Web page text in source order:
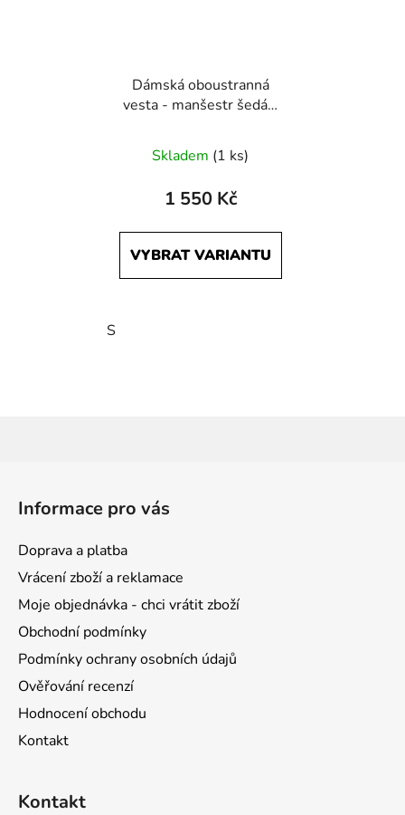
Dámská oboustranná
vesta - manšestr šedá a
Skladem (1 ks)
1 550 Kč
VYBRAT VARIANTU
S
Informace pro vás
Doprava a platba
Vrácení zboží a reklamace
Moje objednávka - chci vrátit zboží
Obchodní podmínky
Podmínky ochrany osobních údajů
Ověřování recenzí
Hodnocení obchodu
Kontakt
Kontakt